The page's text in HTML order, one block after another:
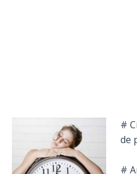
#
de
#